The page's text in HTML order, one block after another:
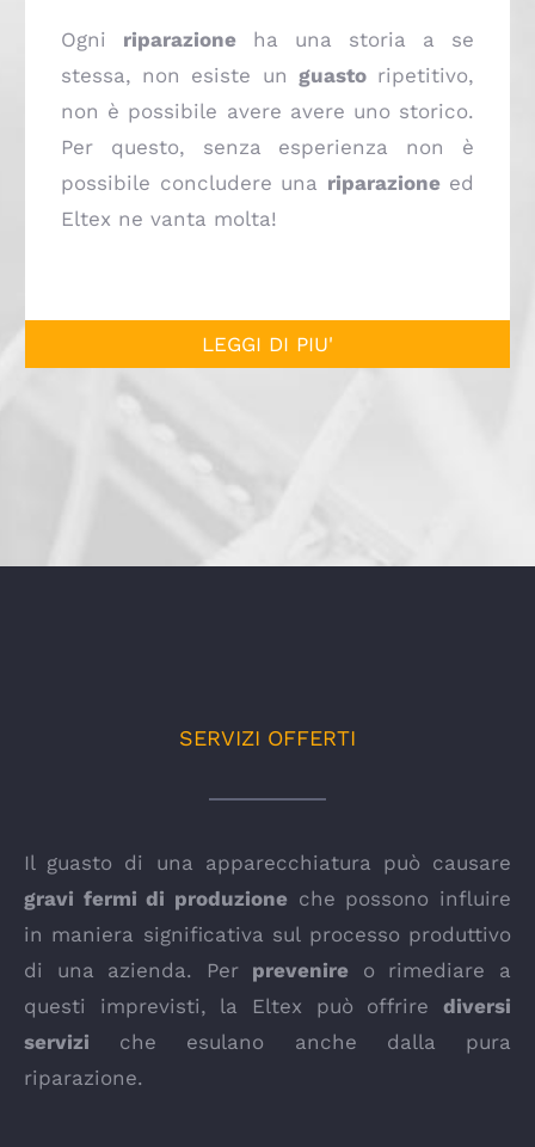
Ogni riparazione ha una storia a se
stessa, non esiste un guastoripetitivo,
non è possibile avere avere uno storico.
Per questo, senza esperienza non è
possibile concludere una riparazioneed
Eltex ne vanta molta!
LEGGI DI PIU'
SERVIZI OFFERTI
Il guasto di una apparecchiatura può causare
gravi fermi di produzione che possono influire
in maniera significativa sul processo produttivo
di una azienda. Per prevenire o rimediare a
questi imprevisti, la Eltex può offrire diversi
servizi che esulano anche dalla pura
riparazione.